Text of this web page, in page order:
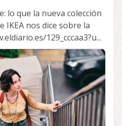
lo que la nueva colección
IKEA nos dice sobre la
129_cccaa3?u...